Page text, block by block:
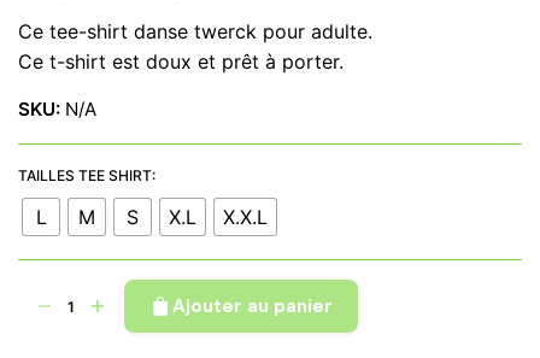
prix :
€ 26,00
Ce tee-shirt danse twerck pour adulte.
Ce t-shirt est doux et prêt à porter.
SKU: N/A
TAILLES TEE SHIRT:
L M S X.L X.X.L
Ajouter au panier